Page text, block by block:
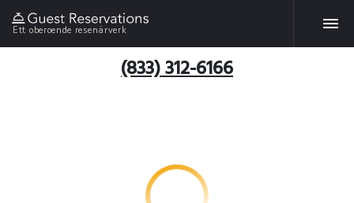
Ett oberoende resenärverk
(833) 312-6166